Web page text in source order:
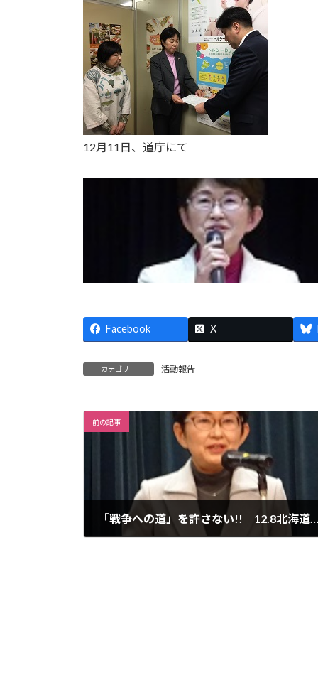
12月11日、道庁にて
Facebook X
カテゴリー 活動報告
前の記事
「戦争への道」を許さない!! 12.8北海道集会 報告